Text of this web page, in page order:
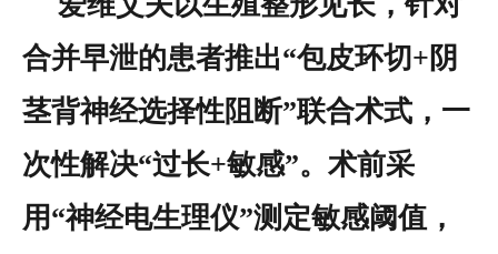
合并早泄的患者推出“包皮环切+阴
茎背神经选择性阻断”联合术式，一
次性解决“过长+敏感”。术前采
用“神经电生理仪”测定敏感阈值，